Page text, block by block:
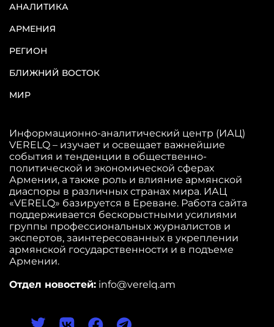
АНАЛИТИКА
АРМЕНИЯ
РЕГИОН
БЛИЖНИЙ ВОСТОК
МИР
Информационно-аналитический центр (ИАЦ)
VERELQ – изучает и освещает важнейшие
события и тенденции в общественно-
политической и экономической сферах
Армении, а также роль и влияние армянской
диаспоры в различных странах мира. ИАЦ
«VERELQ» базируется в Ереване. Работа сайта
поддерживается бескорыстными усилиями
группы профессиональных журналистов и
экспертов, заинтересованных в укреплении
армянской государственности и в подъеме
Армении.
Отдел новостей: info@verelq.am